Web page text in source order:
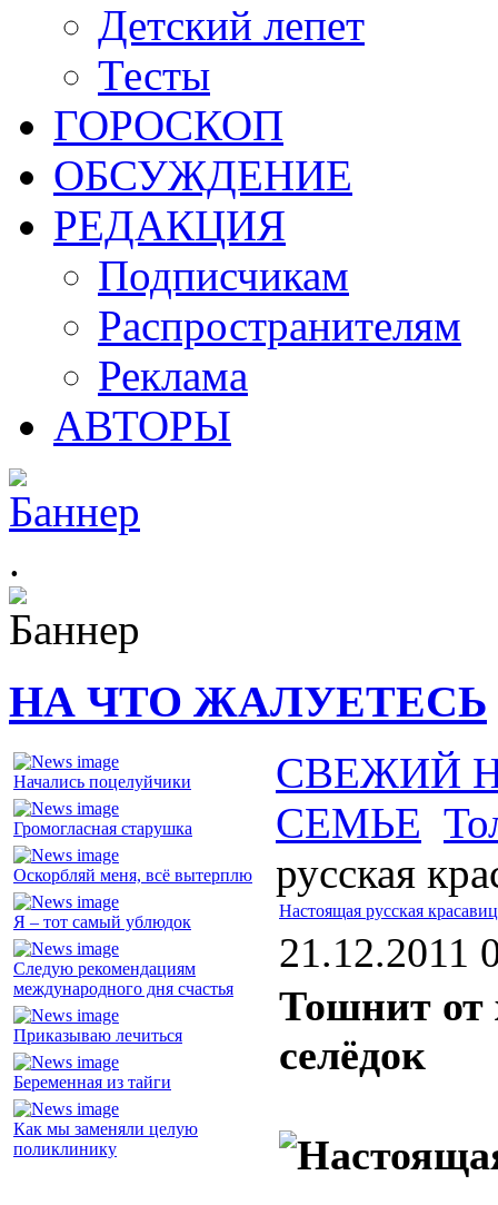
Детский лепет
Тесты
ГОРОСКОП
ОБСУЖДЕНИЕ
РЕДАКЦИЯ
Подписчикам
Распространителям
Реклама
АВТОРЫ
.
НА ЧТО ЖАЛУЕТЕСЬ
Начались поцелуйчики
Громогласная старушка
Оскорбляй меня, всё вытерплю
Я – тот самый ублюдок
Следую рекомендациям
международного дня счастья
Приказываю лечиться
Беременная из тайги
Как мы заменяли целую
поликлинику
СВЕЖИЙ
СЕМЬЕ
русская
Настоящая русская
21.12.2011
Тошнит от
селёдок